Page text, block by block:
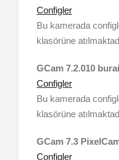
Configler
Bu kamerada
klasörüne
GCam 7.2.010
Configler
Bu kamerada
klasörüne
GCam 7.3
Configler